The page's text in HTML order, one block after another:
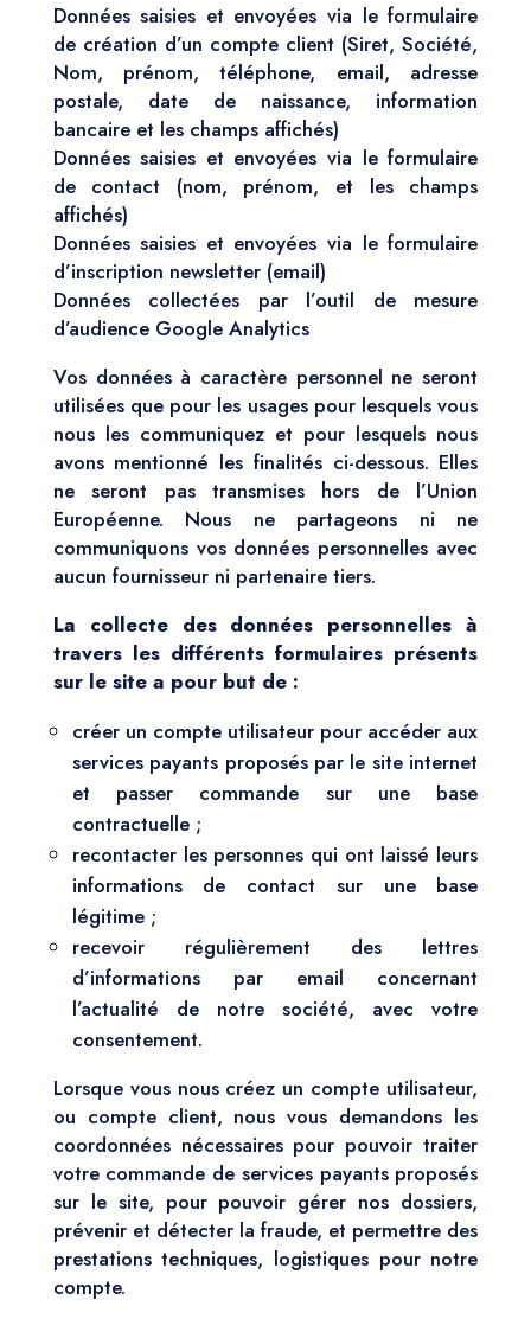
Données saisies et envoyées via le formulaire
de création d’un compte client (Siret, Société,
Nom, prénom, téléphone, email, adresse
postale, date de naissance, information
bancaire et les champs affichés)
Données saisies et envoyées via le formulaire
de contact (nom, prénom, et les champs
affichés)
Données saisies et envoyées via le formulaire
d’inscription newsletter (email)
Données collectées par l’outil de mesure
d’audience Google Analytics
Vos données à caractère personnel ne seront
utilisées que pour les usages pour lesquels vous
nous les communiquez et pour lesquels nous
avons mentionné les finalités ci-dessous. Elles
ne seront pas transmises hors de l’Union
Européenne. Nous ne partageons ni ne
communiquons vos données personnelles avec
aucun fournisseur ni partenaire tiers.
La collecte des données personnelles à
travers les différents formulaires présents
sur le site a pour but de :
créer un compte utilisateur pour accéder aux
services payants proposés par le site internet
et passer commande sur une base
contractuelle ;
recontacter les personnes qui ont laissé leurs
informations de contact sur une base
légitime ;
recevoir régulièrement des lettres
d’informations par email concernant
l’actualité de notre société, avec votre
consentement.
Lorsque vous nous créez un compte utilisateur,
ou compte client, nous vous demandons les
coordonnées nécessaires pour pouvoir traiter
votre commande de services payants proposés
sur le site, pour pouvoir gérer nos dossiers,
prévenir et détecter la fraude, et permettre des
prestations techniques, logistiques pour notre
compte.